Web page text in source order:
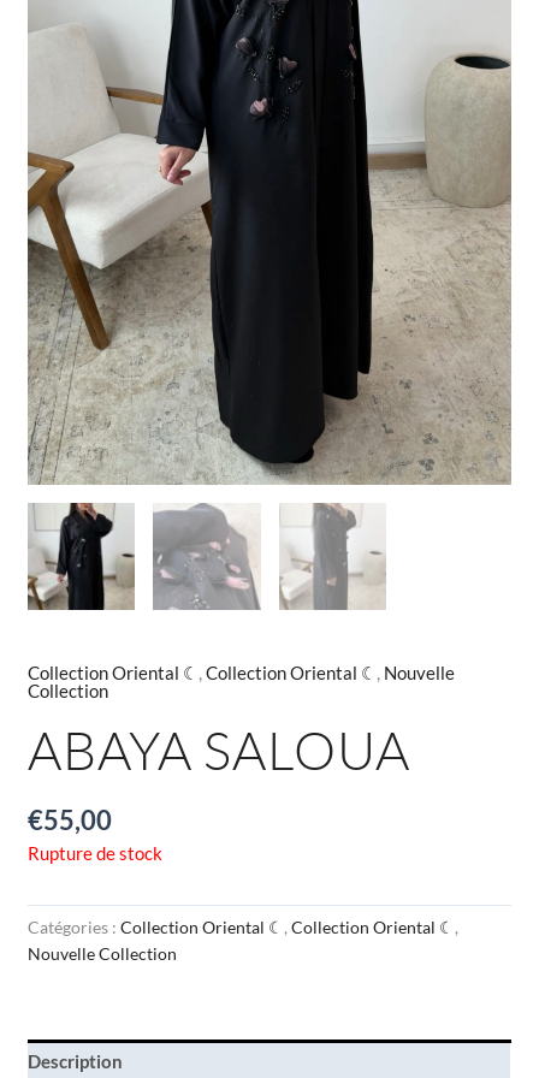
Collection Oriental ☾ ,Collection Oriental ☾ , Nouvelle
Collection
ABAYA SALOUA
€55,00
Rupture de stock
Catégories :Collection Oriental ☾ ,Collection Oriental ☾ ,
Nouvelle Collection
Description